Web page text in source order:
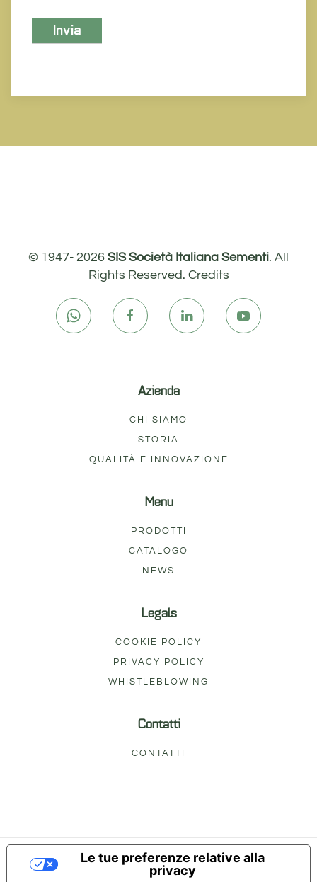
© 1947- 2026 SIS Società Italiana Sementi. All
Rights Reserved. Credits
Azienda
CHI SIAMO
STORIA
QUALITÀ E INNOVAZIONE
Menu
PRODOTTI
CATALOGO
NEWS
Legals
COOKIE POLICY
PRIVACY POLICY
WHISTLEBLOWING
Contatti
CONTATTI
Le tue preferenze relative alla
privacy